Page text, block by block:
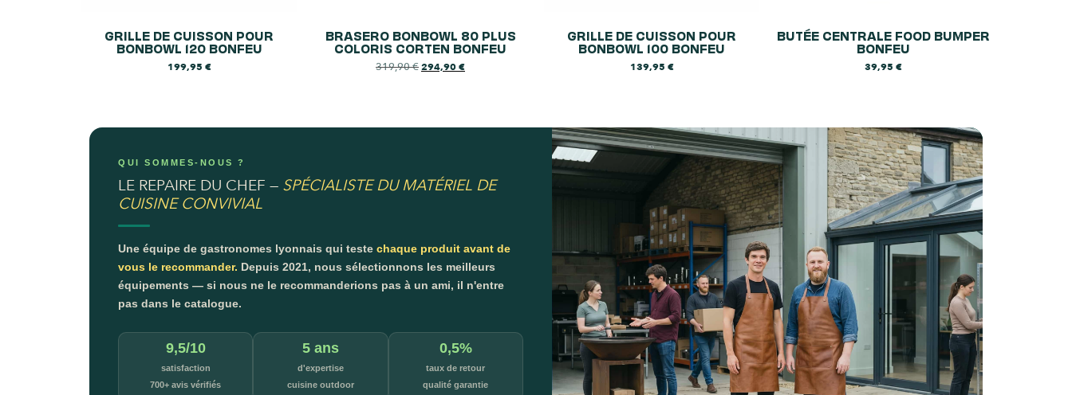
GRILLE DE CUISSON POUR
BONBOWL 120 BONFEU
199,95 €
BRASERO BONBOWL 80 PLUS
COLORIS CORTEN BONFEU
319,90€294,90€
GRILLE DE CUISSON POUR
BONBOWL 100 BONFEU
139,95 €
BUTÉE CENTRALE FOOD BUMPER
BONFEU
39,95 €
QUI SOMMES-NOUS ?
LE REPAIRE DU CHEF — SPÉCIALISTE DU MATÉRIEL DE
CUISINE CONVIVIAL
Une équipe de gastronomes lyonnais qui teste chaque produit avant de
vous le recommander. Depuis 2021, nous sélectionnons les meilleurs
équipements — si nous ne le recommanderions pas à un ami, il n'entre
pas dans le catalogue.
9,5/10
satisfaction
700+ avis vérifiés
5 ans
d'expertise
cuisine outdoor
0,5%
taux de retour
qualité garantie